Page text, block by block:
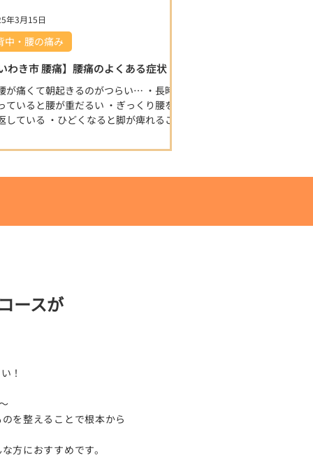
いわき市 腰痛】腰痛のよくある症状
が痛くて朝起きるのがつらい… ・長時間
ていると腰が重だるい ・ぎっくり腰を繰
している ・ひどくなると脚が痺れるこん
中・腰の痛み
年3月15日
ースが
！
を整えることで根本から
方におすすめです。